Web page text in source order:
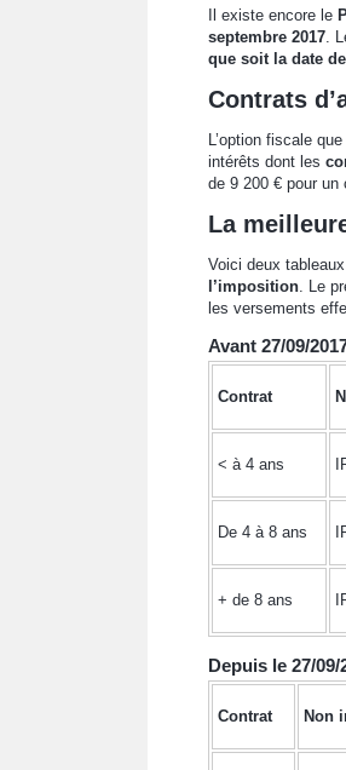
Il existe encore le
septembre 2017.
que soit la date
Contrats
L’option fiscale
intérêts dont les
de 9 200 € pour
La
Voici deux
l’imposition. Le
les versements
Avant 27/09/
Contrat
< à 4 ans
De 4 à 8 ans
+ de 8 ans
Depuis le 27/09/
Contrat Non